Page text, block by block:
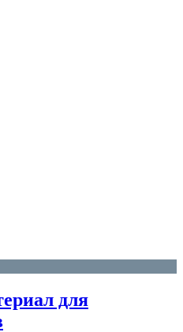
для